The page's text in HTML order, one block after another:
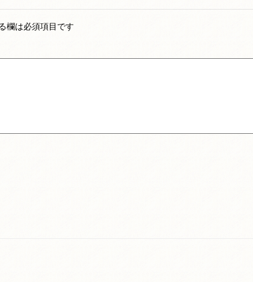
欄は必須項目です